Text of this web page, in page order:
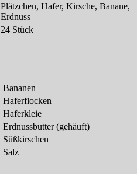
Plätzchen, Hafer, Kirsche, Banane,
Erdnuss
24 Stück
Bananen
Haferflocken
Haferkleie
Erdnussbutter (gehäuft)
Süßkirschen
Salz